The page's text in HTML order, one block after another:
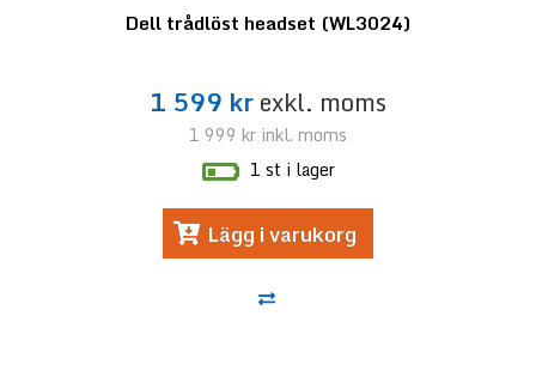
Dell trådlöst headset (WL3024)
1 599 krexkl. moms
1 999 kr inkl. moms
1 st i lager
Lägg i varukorg